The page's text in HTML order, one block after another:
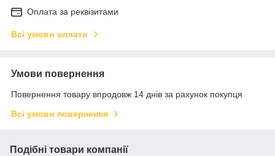
Оплата за реквізитами
Всі умови оплати
Умови повернення
Повернення товару впродовж 14 днів за рахунок покупця
Всі умови повернення
Подібні товари компанії